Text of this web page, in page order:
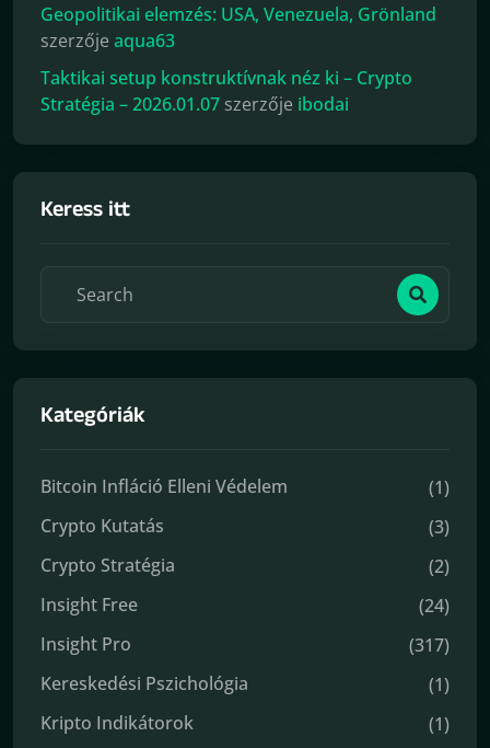
Geopolitikai elemzés: USA, Venezuela, Grönland
szerzője aqua63
Taktikai setup konstruktívnak néz ki – Crypto
Stratégia – 2026.01.07 szerzője ibodai
Keress itt
Kategóriák
Bitcoin Infláció Elleni Védelem
(1)
Crypto Kutatás
(3)
Crypto Stratégia
(2)
Insight Free
(24)
Insight Pro
(317)
Kereskedési Pszichológia
(1)
Kripto Indikátorok
(1)